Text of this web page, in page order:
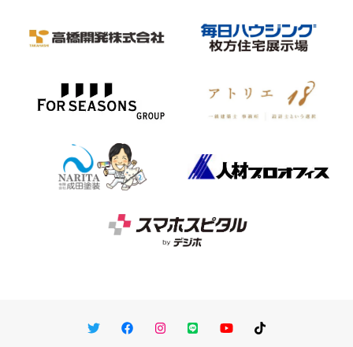
TwitterFacebookInstagram
LINE You TubeTikTok